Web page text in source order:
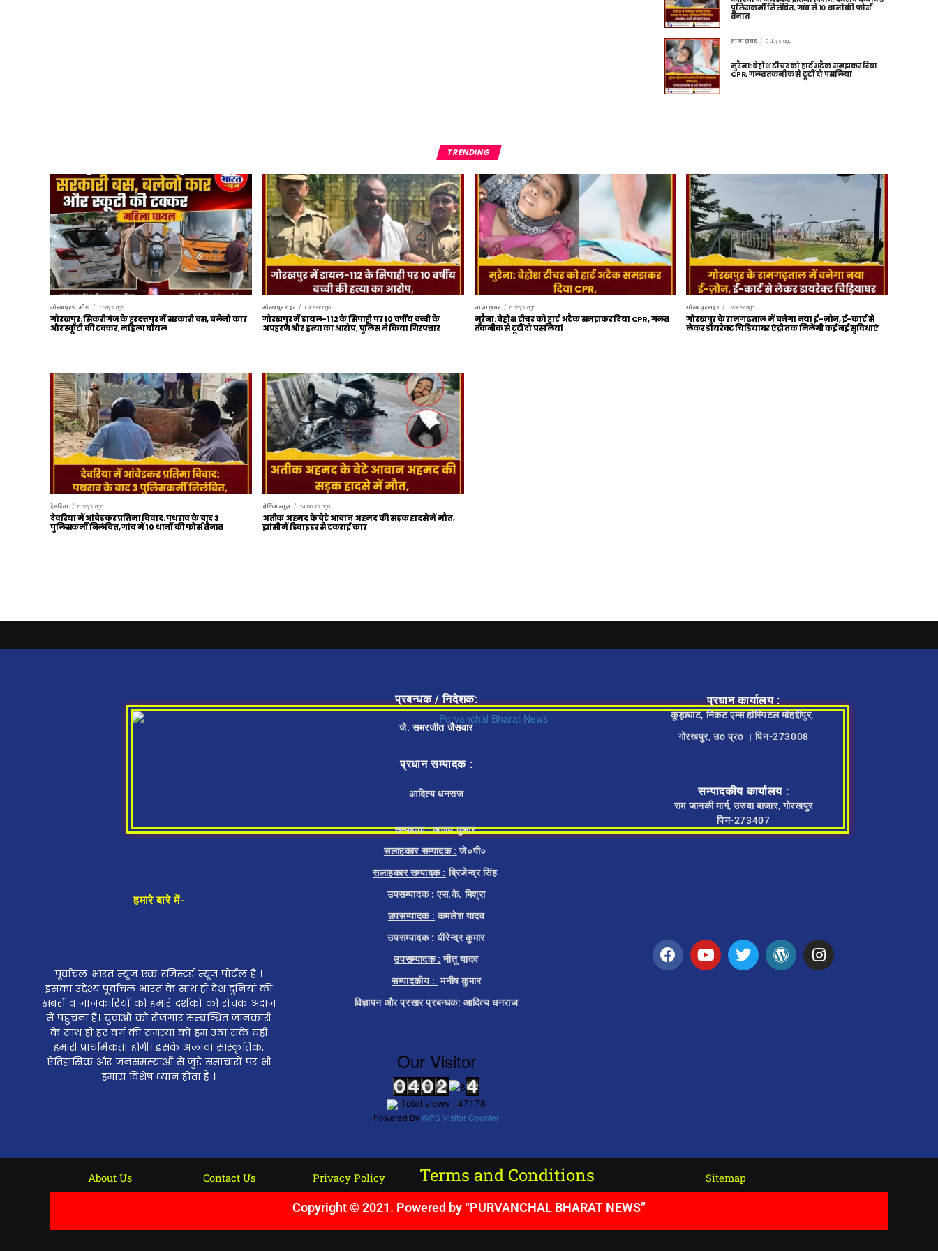
पुलिसकर्मी निलंबित, गांव में 10 थानों की फोर्स
तैनात
ताज़ा ख़बर 6 days ago
मुरैना: बेहोश टीचर को हार्ट अटैक समझकर दिया
CPR, गलत तकनीक से टूटीं दो पसलियां
TRENDING
गोरखपुर ग्रामीण 7 days ago
गोरखपुर: सिकरीगंज के हरदत्तपुर में सरकारी बस, बलेनो कार
और स्कूटी की टक्कर, महिला घायल
गोरखपुर शहर 1 week ago
गोरखपुर में डायल-112 के सिपाही पर 10 वर्षीय बच्ची के
अपहरण और हत्या का आरोप, पुलिस ने किया गिरफ्तार
ताज़ा ख़बर 6 days ago
मुरैना: बेहोश टीचर को हार्ट अटैक समझकर दिया CPR, गलत
तकनीक से टूटीं दो पसलियां
गोरखपुर शहर 1 week ago
गोरखपुर के रामगढ़ताल में बनेगा नया ई-ज़ोन, ई-कार्ट से
लेकर डायरेक्ट चिड़ियाघर एंट्री तक मिलेंगी कई नई सुविधाएं
देवरिया 6 days ago
देवरिया में आंबेडकर प्रतिमा विवाद: पथराव के बाद 3
पुलिसकर्मी निलंबित, गांव में 10 थानों की फोर्स तैनात
ब्रेकिंग न्यूज़ 24 hours ago
अतीक अहमद के बेटे आबान अहमद की सड़क हादसे में मौत,
झांसी में डिवाइडर से टकराई कार
हमारे बारे में-
पूर्वांचल भारत न्यूज एक रजिस्टर्ड न्यूज पोर्टल है ।
इसका उद्देश्य पूर्वांचल भारत के साथ ही देश दुनियां की
खबरों व जानकारियों को हमारे दर्शकों को रोचक अंदाज
में पहुंचना है। युवाओं को रोजगार सम्बन्धित जानकारी
के साथ ही हर वर्ग की समस्या को हम उठा सकें यही
हमारी प्राथमिकता होगी। इसके अलावा सांस्कृतिक,
ऐतिहासिक और जनसमस्याओं से जुड़े समाचारों पर भी
हमारा विशेष ध्यान होता है ।
प्रबन्धक / निदेशक:
जे. समरजीत जैसवार
प्रधान सम्पादक :
आदित्य धनराज
सम्पादक :अजय कुमार
सलाहकार सम्पादक : जे०पी०
सलाहकार सम्पादक : ब्रिजेन्द्र सिंह
उपसम्पादक : एस.के. मिश्रा
उपसम्पादक : कमलेश यादव
उपसम्पादक : धीरेन्द्र कुमार
उपसम्पादक : नीतू यादव
सम्पादकीय : मनीष कुमार
विज्ञापन और प्रसार प्रबन्धक: आदित्य धनराज
Our Visitor
Total views : 47178
Powered ByWPS Visitor Counter
प्रधान कार्यालय :
कूड़ाघाट, निकट एम्स हॉस्पिटल मोहद्दीपुर,
गोरखपुर, उo प्रo । पिन-273008
सम्पादकीय कार्यालय :
राम जानकी मार्ग, उरुवा बाजार, गोरखपुर
पिन-273407
About Us Contact Us Privacy Policy Terms and Conditions Sitemap
Copyright © 2021. Powered by “PURVANCHAL BHARAT NEWS”